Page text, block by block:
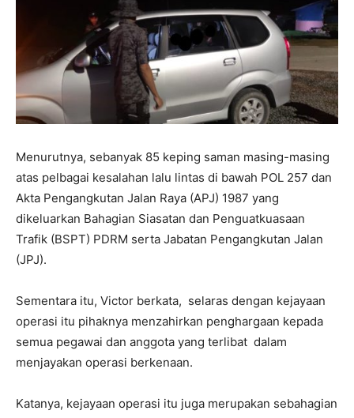
Menurutnya, sebanyak 85 keping saman masing-masing
atas pelbagai kesalahan lalu lintas di bawah POL 257 dan
Akta Pengangkutan Jalan Raya (APJ) 1987 yang
dikeluarkan Bahagian Siasatan dan Penguatkuasaan
Trafik (BSPT) PDRM serta Jabatan Pengangkutan Jalan
(JPJ).
Sementara itu, Victor berkata, selaras dengan kejayaan
operasi itu pihaknya menzahirkan penghargaan kepada
semua pegawai dan anggota yang terlibat dalam
menjayakan operasi berkenaan.
Katanya, kejayaan operasi itu juga merupakan sebahagian